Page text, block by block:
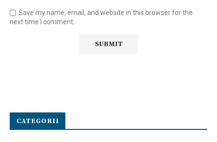
Save my name, email, and website in this browser for the
next time I comment.
CATEGORII